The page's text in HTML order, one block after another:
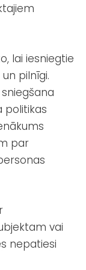
lai iesniegtie
pilnīgi.
politikas
par
vai
nepatiesi